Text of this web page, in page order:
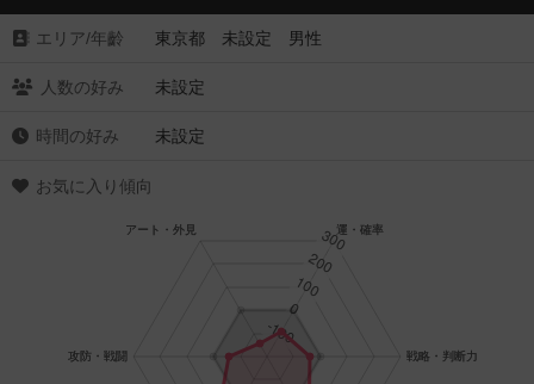
エリア/年齡 東京都 未設定 男性
人数の好み 未設定
時間の好み 未設定
お気に入り傾向